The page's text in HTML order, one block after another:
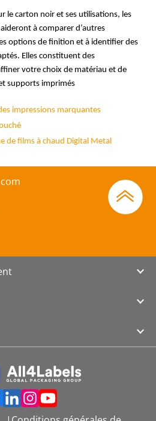
le carton noir et ses utilisations, les
à comparer d’autres
options de finition et à identifier des
Elles constituent des
votre choix de matériau et de
supports imprimés
impressions marquantes
de films à chaud Digital Metal